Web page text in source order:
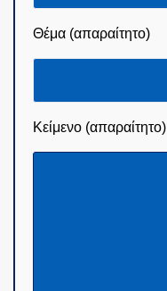
Θέμα (απαραίτητο)
Κείμενο (απαραίτητο)